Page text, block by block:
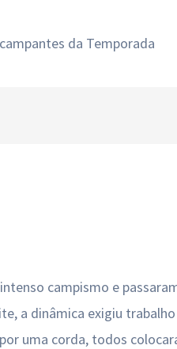
da Temporada
campismo e
a dinâmica exigiu
uma corda, todos